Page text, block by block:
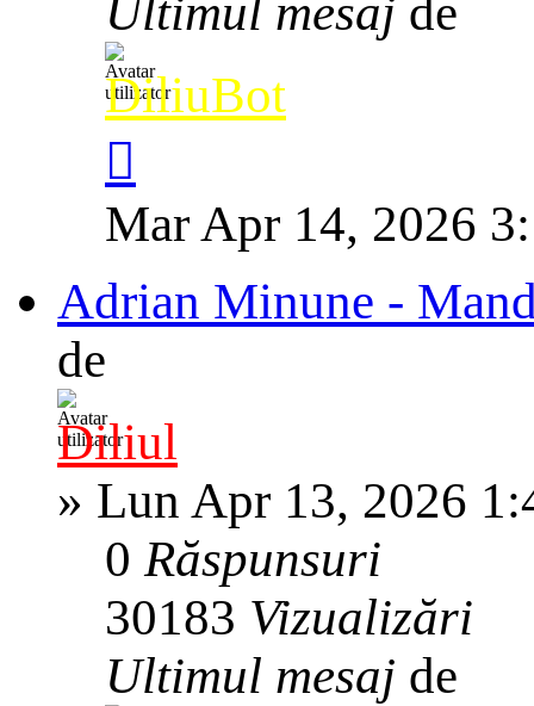
Ultimul mesaj de
DiliuBot
Mar Apr 14, 2026
Adrian Minune -
de
Diliul
» Lun Apr 13, 2026
0Răspunsuri
30183 Vizualizări
Ultimul mesaj de